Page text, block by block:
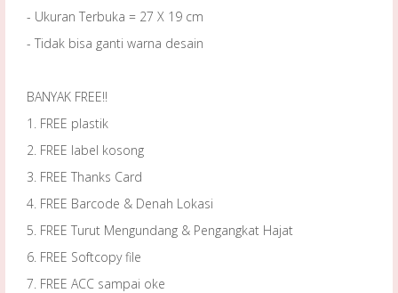
- Ukuran Terbuka = 27 X 19 cm
- Tidak bisa ganti warna desain
BANYAK FREE!!
1. FREE plastik
2. FREE label kosong
3. FREE Thanks Card
4. FREE Barcode & Denah Lokasi
5. FREE Turut Mengundang & Pengangkat Hajat
6. FREE Softcopy file
7. FREE ACC sampai oke